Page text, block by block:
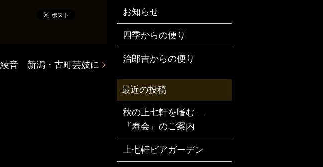
綾音 新潟・古町芸妓に
お知らせ
四季からの便り
治郎吉からの便り
秋の上七軒を嗜む —
『寿会』のご案内
上七軒ビアガーデン